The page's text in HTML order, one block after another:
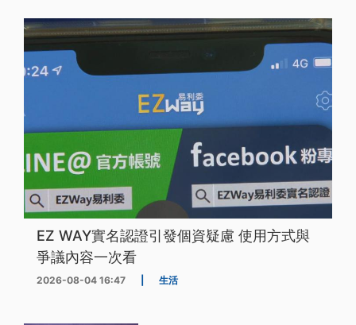
EZ WAY實名認證引發個資疑慮 使用方式與
爭議內容一次看
2026-08-04 16:47 生活